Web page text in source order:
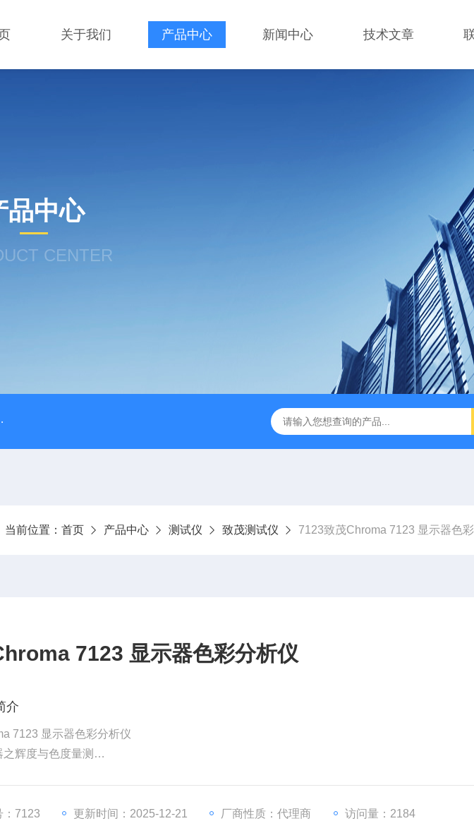
关于我们 产品中心 新闻中心 技术文章
品中心
CENTER
ME045/ME085/ME150PCB TDR特性阻抗测试仪 3380/3380P/3380D致茂Chroma 3380/
当前位置： 首页 产品中心 测试仪 致茂测试仪 7123致茂Chroma 7123 显示器色
7123 显示器色彩分析仪
介
7123 显示器色彩分析仪
辉度与色度量测
量测显示范围 :
：7123 更新时间：2025-12-21 厂商性质：代理商 访问量：2184